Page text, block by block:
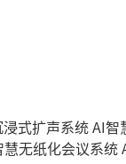
式扩声系统AI智
慧无纸化会议系统